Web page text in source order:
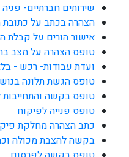
שירותים חברתיים- פניה
הצהרה בכתב על כתובת
אישור הורים על קבלת
טופס הצהרה על מצב
ועדת עבודות- רכש -
טופס הגשת תלונה
טופס בקשה והתחייבות
טופס פנייה לפיקוח
כתב הצהרה מחלקת
בקשה להצבת מכולה